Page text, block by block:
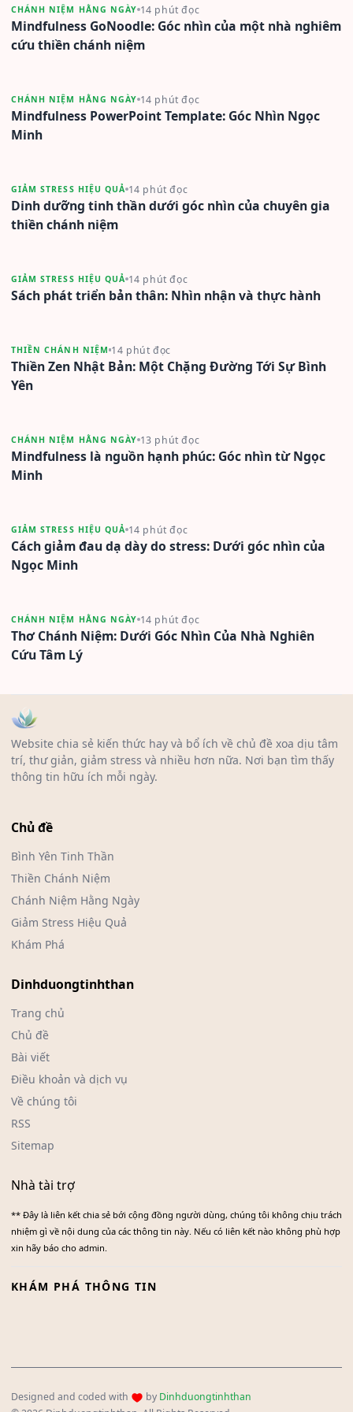
CHÁNH NIỆM HẰNG NGÀY 14 phút đọc
Mindfulness GoNoodle: Góc nhìn của một nhà nghiêm
cứu thiền chánh niệm
CHÁNH NIỆM HẰNG NGÀY 14 phút đọc
Mindfulness PowerPoint Template: Góc Nhìn Ngọc
Minh
GIẢM STRESS HIỆU QUẢ 14 phút đọc
Dinh dưỡng tinh thần dưới góc nhìn của chuyên gia
thiền chánh niệm
GIẢM STRESS HIỆU QUẢ 14 phút đọc
Sách phát triển bản thân: Nhìn nhận và thực hành
THIỀN CHÁNH NIỆM 14 phút đọc
Thiền Zen Nhật Bản: Một Chặng Đường Tới Sự Bình
Yên
CHÁNH NIỆM HẰNG NGÀY 13 phút đọc
Mindfulness là nguồn hạnh phúc: Góc nhìn từ Ngọc
Minh
GIẢM STRESS HIỆU QUẢ 14 phút đọc
Cách giảm đau dạ dày do stress: Dưới góc nhìn của
Ngọc Minh
CHÁNH NIỆM HẰNG NGÀY 14 phút đọc
Thơ Chánh Niệm: Dưới Góc Nhìn Của Nhà Nghiên
Cứu Tâm Lý
Website chia sẻ kiến thức hay và bổ ích về chủ đề xoa dịu tâm
trí, thư giản, giảm stress và nhiều hơn nữa. Nơi bạn tìm thấy
thông tin hữu ích mỗi ngày.
Chủ đề
Bình Yên Tinh Thần
Thiền Chánh Niệm
Chánh Niệm Hằng Ngày
Giảm Stress Hiệu Quả
Khám Phá
Dinhduongtinhthan
Trang chủ
Chủ đề
Bài viết
Điều khoản và dịch vụ
Về chúng tôi
RSS
Sitemap
Nhà tài trợ
** Đây là liên kết chia sẻ bới cộng đồng người dùng, chúng tôi không chịu trách
nhiệm gì về nội dung của các thông tin này. Nếu có liên kết nào không phù hợp
xin hãy báo cho admin.
KHÁM PHÁ THÔNG TIN
Designed and coded with by Dinhduongtinhthan